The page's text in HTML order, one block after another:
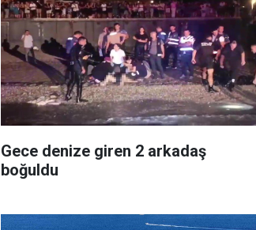
Gece denize giren 2 arkadaş
boğuldu